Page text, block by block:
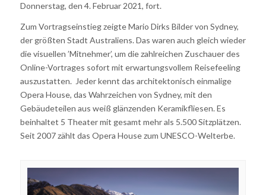
Donnerstag, den 4. Februar 2021, fort.
Zum Vortragseinstieg zeigte Mario Dirks Bilder von Sydney,
der größten Stadt Australiens. Das waren auch gleich wieder
die visuellen ’Mitnehmer’, um die zahlreichen Zuschauer des
Online-Vortrages sofort mit erwartungsvollem Reisefeeling
auszustatten. Jeder kennt das architektonisch einmalige
Opera House, das Wahrzeichen von Sydney, mit den
Gebäudeteilen aus weiß glänzenden Keramikfliesen. Es
beinhaltet 5 Theater mit gesamt mehr als 5.500 Sitzplätzen.
Seit 2007 zählt das Opera House zum UNESCO-Welterbe.